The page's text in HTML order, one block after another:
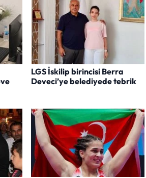
LGS İskilip birincisi Berra
Deveci’ye belediyede tebrik